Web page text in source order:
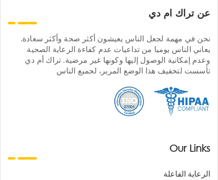
عن تراك ام دي
نحن في مهمة لجعل الناس يعيشون أكثر صحة وأكثر سعادة.
يعاني الناس يوميا من تداعيات عدم كفاءة الرعاية الصحية
وعدم إمكانية الوصول إليها وكونها غير مرضية. تراك أم دي
تأسست لتخفيف هذا الوضع المرير، لجميع الناس
Our Links
الرعاية الفاعلة